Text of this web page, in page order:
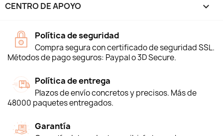
CENTRO DE APOYO 
Política de seguridad
Compra segura con certificado de seguridad SSL.
Métodos de pago seguros: Paypal o 3D Secure.
Política de entrega
Plazos de envío concretos y precisos. Más de
48000 paquetes entregados.
Garantía